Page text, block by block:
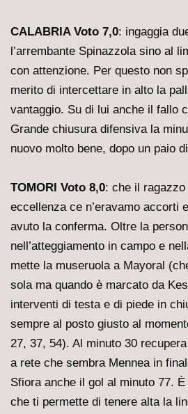
CALABRIA Voto 7,0: ingaggia
l’arrembante Spinazzola sino al
con attenzione. Per questo non
merito di intercettare in alto la
vantaggio. Su di lui anche il fallo
Grande chiusura difensiva la
nuovo molto bene, dopo un paio
TOMORI Voto 8,0: che il
eccellenza ce n’eravamo accorti
avuto la conferma. Oltre la
nell’atteggiamento in campo e
mette la museruola a Mayoral
sola ma quando è marcato da
interventi di testa e di piede in
sempre al posto giusto al
27, 37, 54). Al minuto 30
a rete che sembra Mennea in
Sfiora anche il gol al minuto 77.
che ti permette di tenere alta la